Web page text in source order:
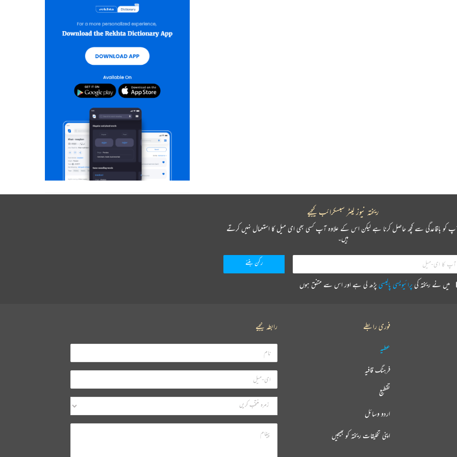
ریختہ نیوز لیٹر سبسکرائب کیجیے
کو باقاعدگی سے کچھ حاصل کرنا ہے لیکن اس کے علاوہ آپ کسی بھی ای میل کا استعمال نہیں کرتے
ہیں۔
میں نے ریختہ کی پرائیویسی پالیسی پڑھ لی ہے اور اس سے متفق ہوں
فوری رابطے
عطیہ
فرہنگ قافیہ
تقطیع
اردو وسائل
اپنی تخلیقات ریختہ کو بھیجیں
رابطہ کیجیے